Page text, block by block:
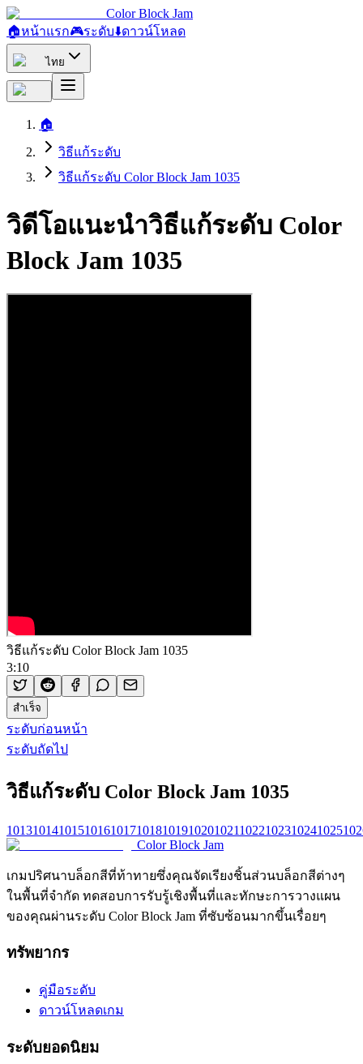
Color Block Jam
🏠หน้าแรก🎮ระดับ⬇️ดาวน์โหลด
ไทย
🏠
วิธีแก้ระดับ
วิธีแก้ระดับ Color Block Jam 1035
วิดีโอแนะนำวิธีแก้ระดับ Color
Block Jam 1035
วิธีแก้ระดับ Color Block Jam 1035
3:10
สำเร็จ
ระดับก่อนหน้า
ระดับถัดไป
วิธีแก้ระดับ Color Block Jam 1035
1013101410151016101710181019102010211022102310241025
Color Block Jam
เกมปริศนาบล็อกสีที่ท้าทายซึ่งคุณจัดเรียงชิ้นส่วนบล็อกสีต่างๆ
ในพื้นที่จำกัด ทดสอบการรับรู้เชิงพื้นที่และทักษะการวางแผน
ของคุณผ่านระดับ Color Block Jam ที่ซับซ้อนมากขึ้นเรื่อยๆ
ทรัพยากร
คู่มือระดับ
ดาวน์โหลดเกม
ระดับยอดนิยม